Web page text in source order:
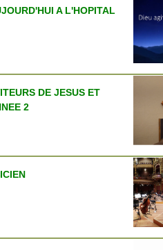
A L'HOPITAL
DE JESUS ET
2